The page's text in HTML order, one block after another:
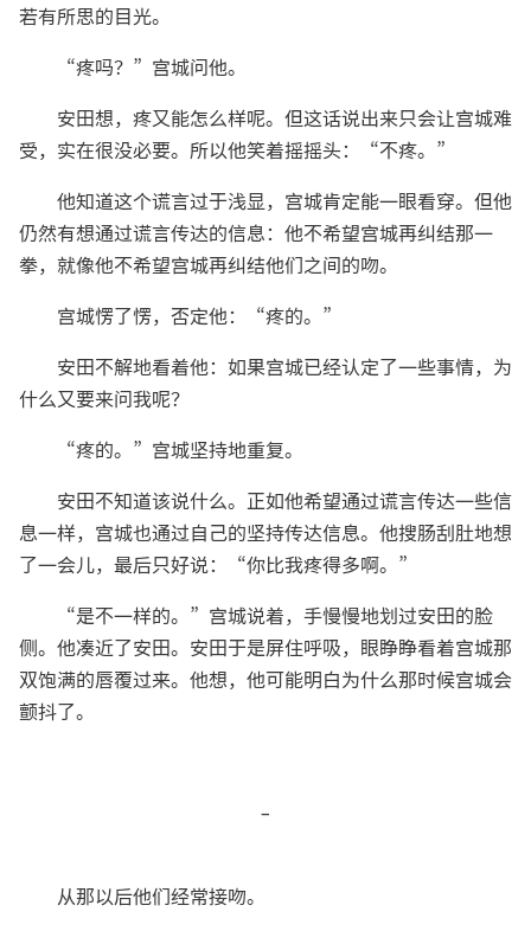
若有所思的目光。
“疼吗？”宫城问他。
安田想，疼又能怎么样呢。但这话说出来只会让宫城难
受，实在很没必要。所以他笑着摇摇头：“不疼。”
他知道这个谎言过于浅显，宫城肯定能一眼看穿。但他
仍然有想通过谎言传达的信息：他不希望宫城再纠结那一
拳，就像他不希望宫城再纠结他们之间的吻。
宫城愣了愣，否定他：“疼的。”
安田不解地看着他：如果宫城已经认定了一些事情，为
什么又要来问我呢？
“疼的。”宫城坚持地重复。
安田不知道该说什么。正如他希望通过谎言传达一些信
息一样，宫城也通过自己的坚持传达信息。他搜肠刮肚地想
了一会儿，最后只好说：“你比我疼得多啊。”
“是不一样的。”宫城说着，手慢慢地划过安田的脸
侧。他凑近了安田。安田于是屏住呼吸，眼睁睁看着宫城那
双饱满的唇覆过来。他想，他可能明白为什么那时候宫城会
颤抖了。
-
从那以后他们经常接吻。